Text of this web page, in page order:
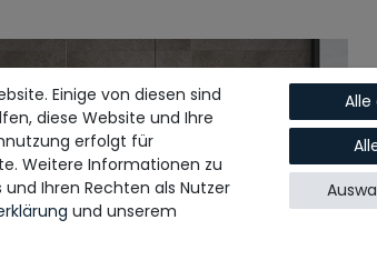
Einige von diesen sind
diese Website und Ihre
erfolgt für
Weitere Informationen zu
Ihren Rechten als Nutzer
und unserem